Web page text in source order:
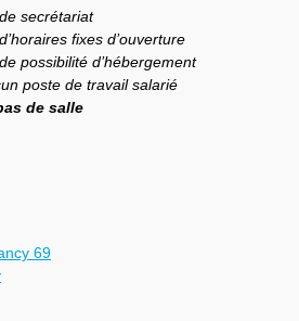
secrétariat
fixes d’ouverture
possibilité d’hébergement
poste de travail salarié
de salle
69